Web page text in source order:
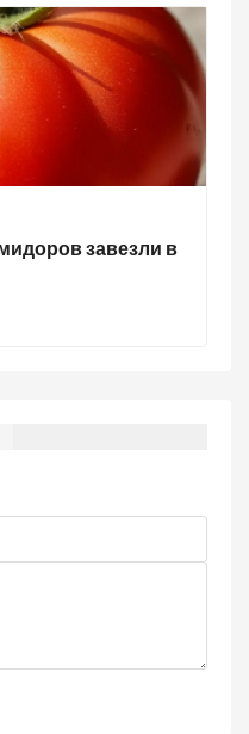
завезли в